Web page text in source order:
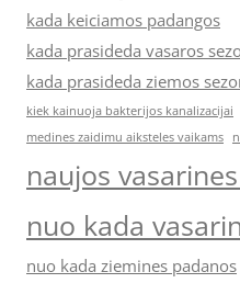
kada keiciamos padangos
kada prasideda vasaros
kada prasideda ziemos
kiek kainuoja bakterijos kanalizacijai
medines zaidimu aiksteles vaikams
naujos
nuo kada
nuo kada ziemines padanos